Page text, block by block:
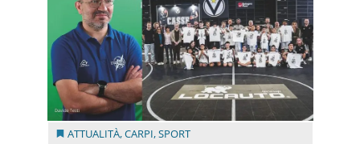
ATTUALITÀ,CARPI,SPORT